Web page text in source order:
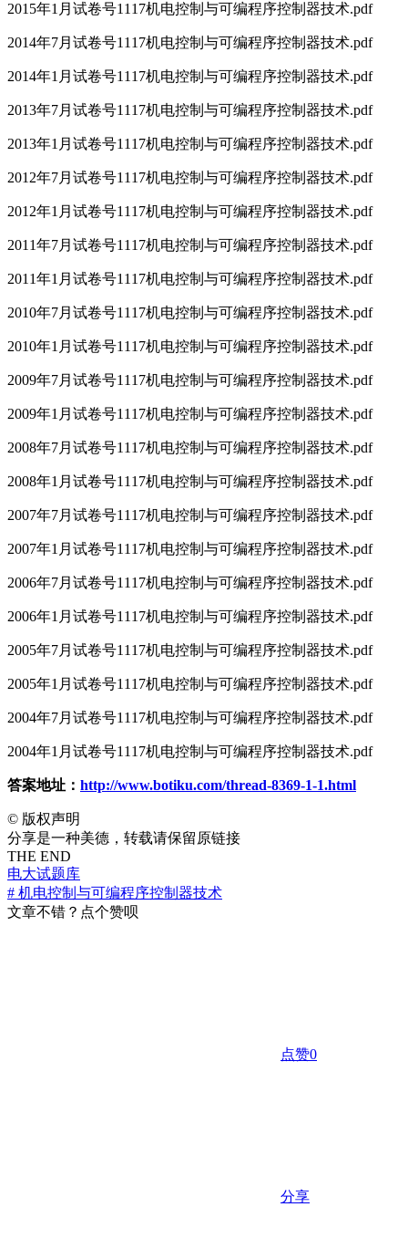
2015年1月试卷号1117机电控制与可编程序控制器技术.pdf
2014年7月试卷号1117机电控制与可编程序控制器技术.pdf
2014年1月试卷号1117机电控制与可编程序控制器技术.pdf
2013年7月试卷号1117机电控制与可编程序控制器技术.pdf
2013年1月试卷号1117机电控制与可编程序控制器技术.pdf
2012年7月试卷号1117机电控制与可编程序控制器技术.pdf
2012年1月试卷号1117机电控制与可编程序控制器技术.pdf
2011年7月试卷号1117机电控制与可编程序控制器技术.pdf
2011年1月试卷号1117机电控制与可编程序控制器技术.pdf
2010年7月试卷号1117机电控制与可编程序控制器技术.pdf
2010年1月试卷号1117机电控制与可编程序控制器技术.pdf
2009年7月试卷号1117机电控制与可编程序控制器技术.pdf
2009年1月试卷号1117机电控制与可编程序控制器技术.pdf
2008年7月试卷号1117机电控制与可编程序控制器技术.pdf
2008年1月试卷号1117机电控制与可编程序控制器技术.pdf
2007年7月试卷号1117机电控制与可编程序控制器技术.pdf
2007年1月试卷号1117机电控制与可编程序控制器技术.pdf
2006年7月试卷号1117机电控制与可编程序控制器技术.pdf
2006年1月试卷号1117机电控制与可编程序控制器技术.pdf
2005年7月试卷号1117机电控制与可编程序控制器技术.pdf
2005年1月试卷号1117机电控制与可编程序控制器技术.pdf
2004年7月试卷号1117机电控制与可编程序控制器技术.pdf
2004年1月试卷号1117机电控制与可编程序控制器技术.pdf
答案地址： http://www.botiku.com/thread-8369-1-1.html
© 版权声明
分享是一种美德，转载请保留原链接
THE END
电大试题库
# 机电控制与可编程序控制器技术
文章不错？点个赞呗
点赞0
分享